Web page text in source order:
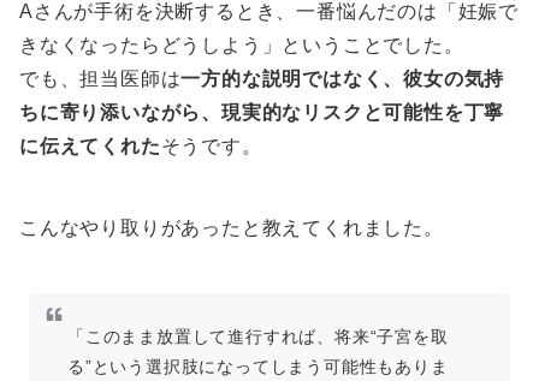
Aさんが手術を決断するとき、一番悩んだのは「妊娠で
きなくなったらどうしよう」ということでした。
でも、担当医師は一方的な説明ではなく、彼女の気持
ちに寄り添いながら、現実的なリスクと可能性を丁寧
に伝えてくれたそうです。
こんなやり取りがあったと教えてくれました。
「このまま放置して進行すれば、将来“子宮を取
る”という選択肢になってしまう可能性もありま